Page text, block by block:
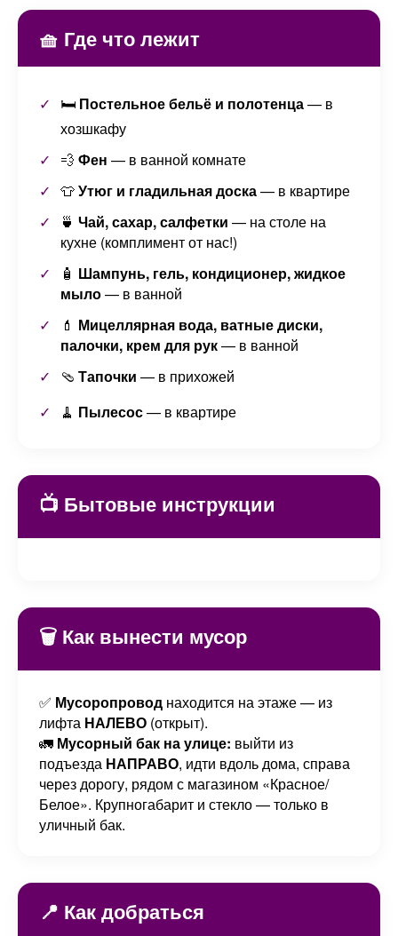
🧺 Где что лежит
🛏️ Постельное бельё и полотенца— в
хозшкафу
💨 Фен — в ванной комнате
👕Утюг и гладильная доска— в квартире
🍵 Чай, сахар, салфетки — на столе на
кухне (комплимент от нас!)
🧴 Шампунь, гель, кондиционер, жидкое
мыло— в ванной
💄 Мицеллярная вода, ватные диски,
палочки, крем для рук— в ванной
🩴 Тапочки — в прихожей
🧹 Пылесос— в квартире
📺 Бытовые инструкции
🗑️ Как вынести мусор
✅ Мусоропровод находится на этаже — из
лифта НАЛЕВО (открыт).
🚛 Мусорный бак на улице: выйти из
подъезда НАПРАВО, идти вдоль дома, справа
через дорогу, рядом с магазином «Красное/
Белое». Крупногабарит и стекло — только в
уличный бак.
📍 Как добраться